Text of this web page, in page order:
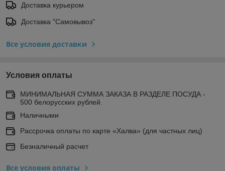
Доставка курьером
Доставка "Самовывоз"
Все условия доставки
Условия оплаты
МИНИМАЛЬНАЯ СУММА ЗАКАЗА В РАЗДЕЛЕ ПОСУДА -
500 белорусских рублей.
Наличными
Рассрочка оплаты по карте «Халва» (для частных лиц)
Безналичный расчет
Все условия оплаты